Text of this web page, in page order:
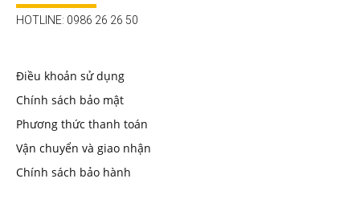
HOTLINE: 0986 26 26 50
Điều khoản sử dụng
Chính sách bảo mật
Phương thức thanh toán
Vận chuyển và giao nhận
Chính sách bảo hành